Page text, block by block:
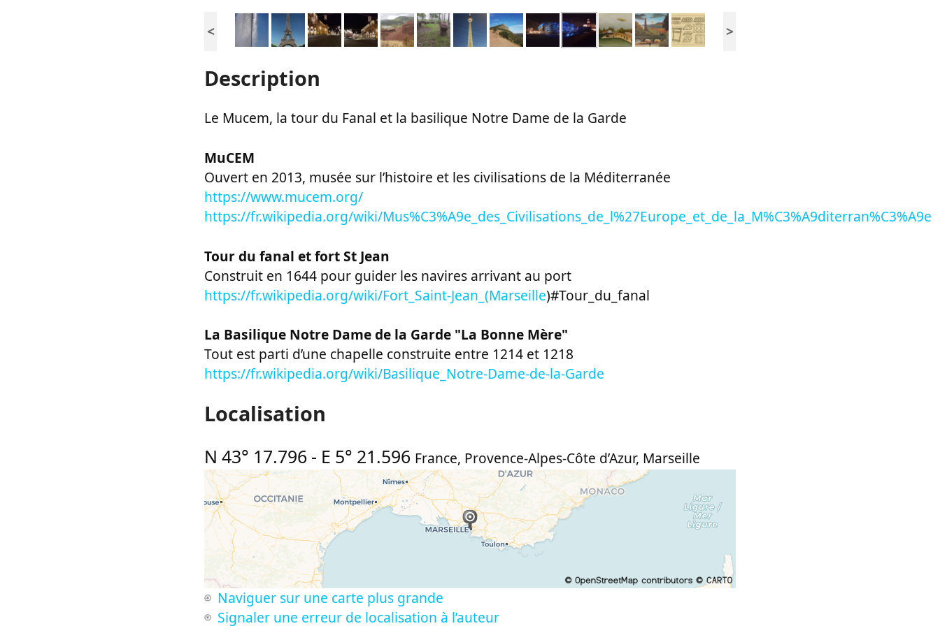
< >
Description
Le Mucem, la tour du Fanal et la basilique Notre Dame de la Garde
MuCEM
Ouvert en 2013, musée sur l’histoire et les civilisations de la Méditerranée
https://www.mucem.org/
https://fr.wikipedia.org/wiki/Mus%C3%A9e_des_Civilisations_de_l%27Europe_et_de_la_M%C3%A9diterran%C3%A9e
Tour du fanal et fort St Jean
Construit en 1644 pour guider les navires arrivant au port
https://fr.wikipedia.org/wiki/Fort_Saint-Jean_(Marseille)#Tour_du_fanal
La Basilique Notre Dame de la Garde "La Bonne Mère"
Tout est parti d’une chapelle construite entre 1214 et 1218
https://fr.wikipedia.org/wiki/Basilique_Notre-Dame-de-la-Garde
Localisation
N 43° 17.796 - E 5° 21.596 France, Provence-Alpes-Côte d’Azur, Marseille
Naviguer sur une carte plus grande
Signaler une erreur de localisation à l’auteur